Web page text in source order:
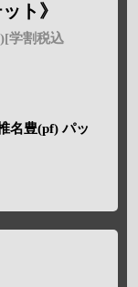
ト》
学割税込
名豊(pf) パッ